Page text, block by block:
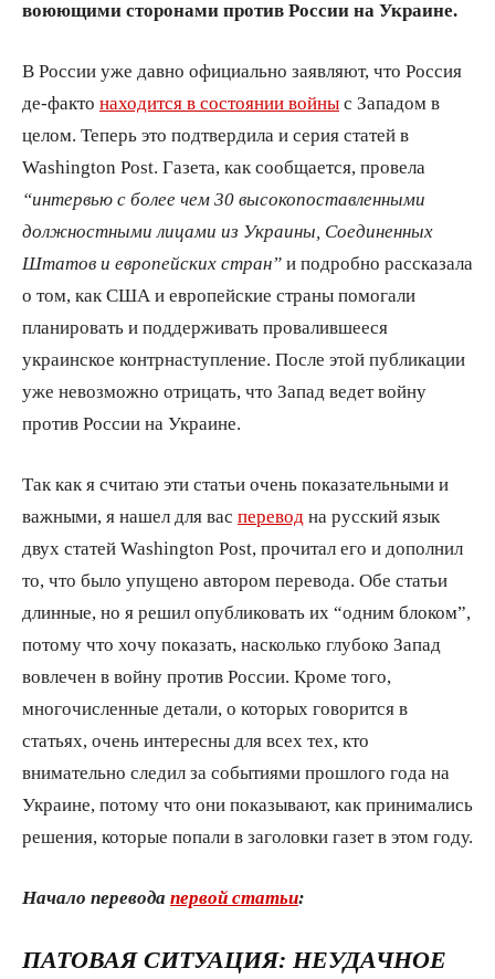
воюющими сторонами против России на Украине.
В России уже давно официально заявляют, что Россия
де-факто находится в состоянии войны с Западом в
целом. Теперь это подтвердила и серия статей в
Washington Post. Газета, как сообщается, провела
“интервью с более чем 30 высокопоставленными
должностными лицами из Украины, Соединенных
Штатов и европейских стран” и подробно рассказала
о том, как США и европейские страны помогали
планировать и поддерживать провалившееся
украинское контрнаступление. После этой публикации
уже невозможно отрицать, что Запад ведет войну
против России на Украине.
Так как я считаю эти статьи очень показательными и
важными, я нашел для вас перевод на русский язык
двух статей Washington Post, прочитал его и дополнил
то, что было упущено автором перевода. Обе статьи
длинные, но я решил опубликовать их “одним блоком”,
потому что хочу показать, насколько глубоко Запад
вовлечен в войну против России. Кроме того,
многочисленные детали, о которых говорится в
статьях, очень интересны для всех тех, кто
внимательно следил за событиями прошлого года на
Украине, потому что они показывают, как принимались
решения, которые попали в заголовки газет в этом году.
Начало перевода первой статьи:
ПАТОВАЯ СИТУАЦИЯ: НЕУДАЧНОЕ